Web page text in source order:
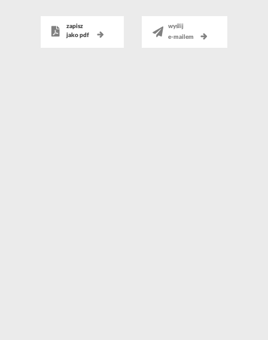
zapisz
jako pdf
wyślij
e-mailem